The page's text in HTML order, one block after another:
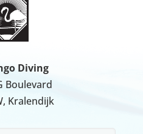
Diving
Boulevard
Kralendijk